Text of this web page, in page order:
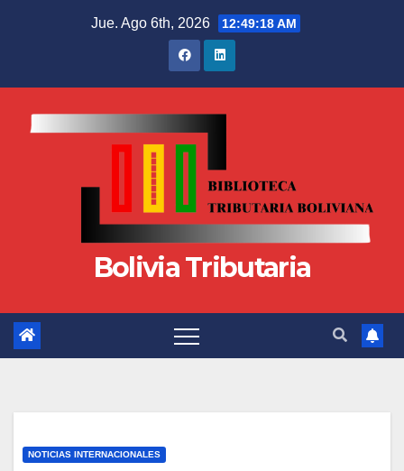
Jue. Ago 6th, 2026 12:49:19 AM
Bolivia Tributaria
NOTICIAS INTERNACIONALES